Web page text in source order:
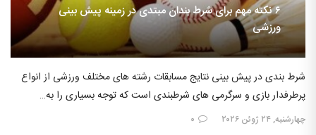
۶ نکته مهم برای شرط بندان مبتدی در زمینه پیش بینی
ورزشی
شرط بندی در پیش بینی نتایج مسابقات رشته های مختلف ورزشی از انواع
پرطرفدار بازی و سرگرمی های شرطبندی است که توجه بسیاری را به…
چهارشنبه, ۲۴ ژوئن ۲۰۲۶ ۰